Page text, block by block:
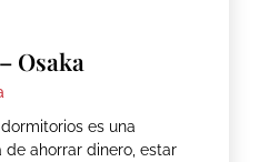
Osaka
es una
ahorrar dinero, estar